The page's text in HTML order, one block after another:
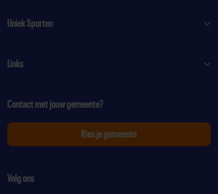
Uniek Sporten
Links
Volg ons
Contact met jouw gemeente?
Kies je gemeente